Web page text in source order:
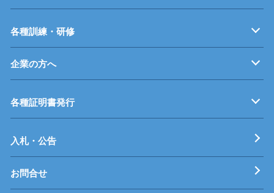
募集要項
オープンキャンパス
受験料等
高校連携案内
各種訓練・研修
企業従業員の方へ
再就職を考えている方へ
障がいのある方へ
企業の方へ
事業主推薦について
インターンシップについて
学生の求人について
各種証明書発行
工科短期大学校
技術専門校
ガス溶接技能講習
各種特別教育
入札・公告
お問合せ